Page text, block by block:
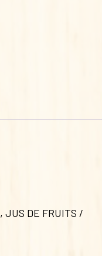
, JUS DE FRUITS /